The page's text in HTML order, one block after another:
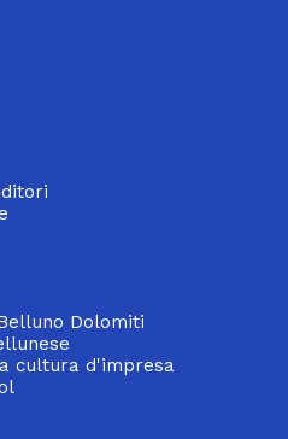
Dolomiti
cultura d'impresa